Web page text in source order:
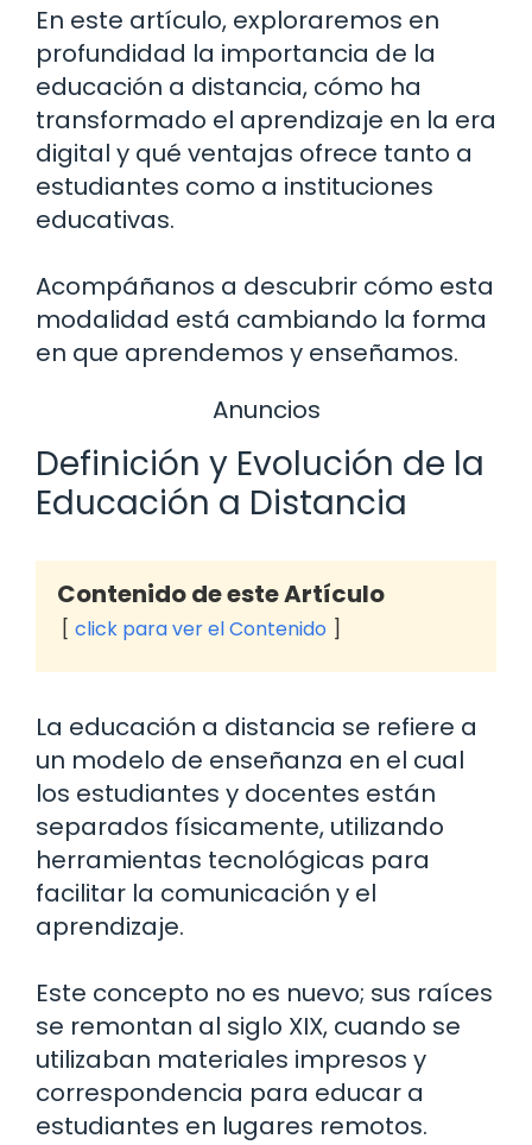
En este artículo, exploraremos en
profundidad la importancia de la
educación a distancia, cómo ha
transformado el aprendizaje en la era
digital y qué ventajas ofrece tanto a
estudiantes como a instituciones
educativas.
Acompáñanos a descubrir cómo esta
modalidad está cambiando la forma
en que aprendemos y enseñamos.
Anuncios
Definición y Evolución de la
Educación a Distancia
Contenido de este Artículo
click para ver el Contenido
La educación a distancia se refiere a
un modelo de enseñanza en el cual
los estudiantes y docentes están
separados físicamente, utilizando
herramientas tecnológicas para
facilitar la comunicación y el
aprendizaje.
Este concepto no es nuevo; sus raíces
se remontan al siglo XIX, cuando se
utilizaban materiales impresos y
correspondencia para educar a
estudiantes en lugares remotos.